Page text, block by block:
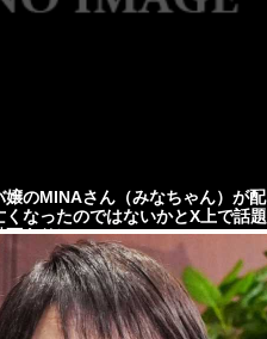
嬢のMINAさん（みなちゃん）が配
くなったのではないかとX上で話題
あり）